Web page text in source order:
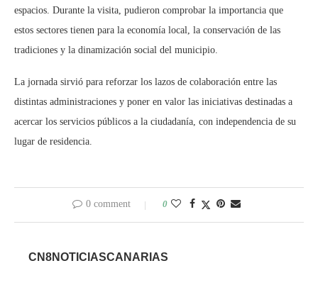
espacios. Durante la visita, pudieron comprobar la importancia que
estos sectores tienen para la economía local, la conservación de las
tradiciones y la dinamización social del municipio.
La jornada sirvió para reforzar los lazos de colaboración entre las
distintas administraciones y poner en valor las iniciativas destinadas a
acercar los servicios públicos a la ciudadanía, con independencia de su
lugar de residencia.
0 comment 0
CN8NOTICIASCANARIAS